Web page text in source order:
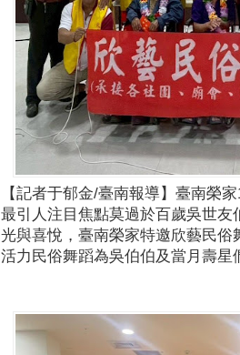
【記者于郁金/臺南報導】臺南榮
最引人注目焦點莫過於百歲吳世
光與喜悅，臺南榮家特邀欣藝民
活力民俗舞蹈為吳伯伯及當月壽星